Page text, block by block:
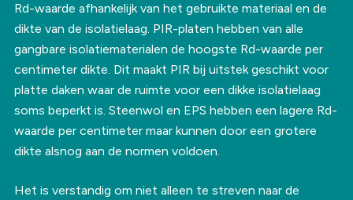
Rd-waarde afhankelijk van het gebruikte materiaal en de
dikte van de isolatielaag. PIR-platen hebben van alle
gangbare isolatiematerialen de hoogste Rd-waarde per
centimeter dikte. Dit maakt PIR bij uitstek geschikt voor
platte daken waar de ruimte voor een dikke isolatielaag
soms beperkt is. Steenwol en EPS hebben een lagere Rd-
waarde per centimeter maar kunnen door een grotere
dikte alsnog aan de normen voldoen.
Het is verstandig om niet alleen te streven naar de